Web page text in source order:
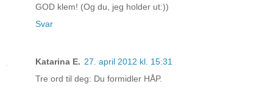
GOD klem! (Og du, jeg holder ut:))
Svar
Katarina E. 27. april 2012 kl. 15:31
Tre ord til deg: Du formidler HÅP.